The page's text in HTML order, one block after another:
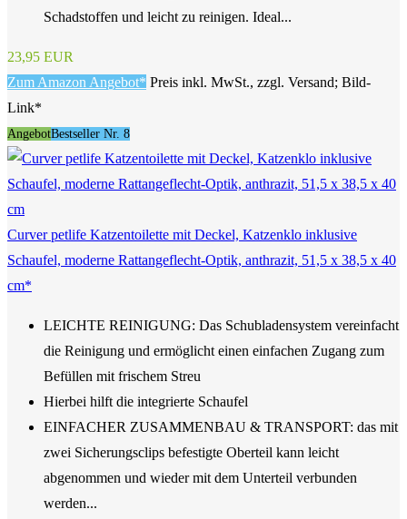
Schadstoffen und leicht zu reinigen. Ideal...
23,95 EUR
Zum Amazon Angebot* Preis inkl. MwSt., zzgl. Versand; Bild-
Link*
AngebotBestseller Nr. 8
Curver petlife Katzentoilette mit Deckel, Katzenklo inklusive
Schaufel, moderne Rattangeflecht-Optik, anthrazit, 51,5 x 38,5 x 40
cm*
LEICHTE REINIGUNG: Das Schubladensystem vereinfacht
die Reinigung und ermöglicht einen einfachen Zugang zum
Befüllen mit frischem Streu
Hierbei hilft die integrierte Schaufel
EINFACHER ZUSAMMENBAU & TRANSPORT: das mit
zwei Sicherungsclips befestigte Oberteil kann leicht
abgenommen und wieder mit dem Unterteil verbunden
werden...